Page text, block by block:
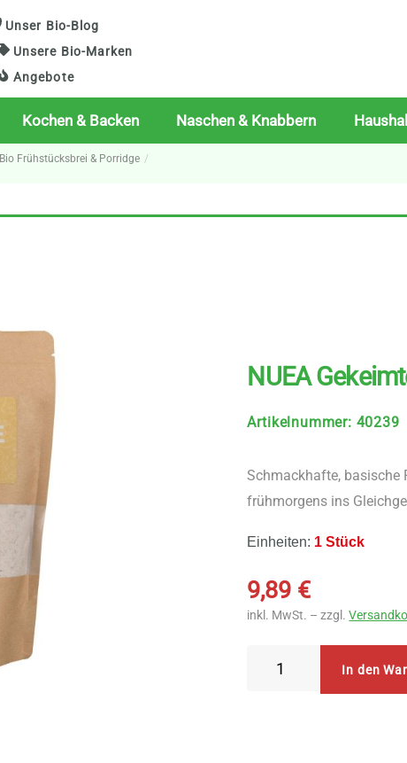
Unser Bio-Blog
Unsere Bio-Marken
Angebote
Kochen & Backen Naschen & Knabbern
Bio Frühstücksbrei & Porridge
NUEA
Artikelnummer: 40239
Schmackhafte, basische
frühmorgens ins
Einheiten: 1 Stück
9,89 €
inkl. MwSt. – zzgl.
In den